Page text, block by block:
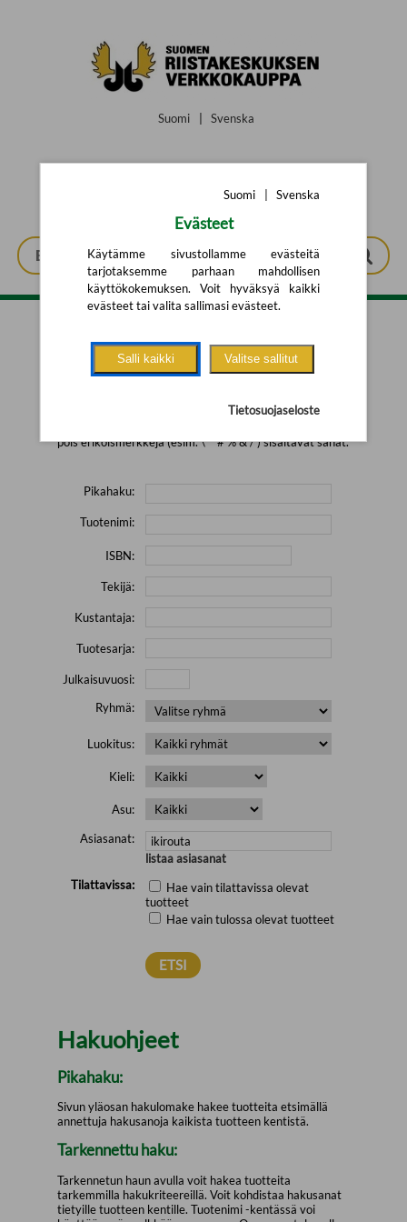
Suomi Svenska
Tarkennettu haku
pois erikoismerkkejä (esim. \' " # % & / ) sisältävät sanat.
Pikahaku:
Tuotenimi:
ISBN:
Tekijä:
Kustantaja:
Tuotesarja:
Julkaisuvuosi:
Ryhmä:
Luokitus:
Kieli:
Asu:
Asiasanat:
listaa asiasanat
Tilattavissa:
Hae vain tilattavissa olevat
tuotteet
Hae vain tulossa olevat tuotteet
Hakuohjeet
Pikahaku:
Sivun yläosan hakulomake hakee tuotteita etsimällä
annettuja hakusanoja kaikista tuotteen kentistä.
Tarkennettu haku:
Tarkennetun haun avulla voit hakea tuotteita
tarkemmilla hakukriteereillä. Voit kohdistaa hakusanat
tietyille tuotteen kentille. Tuotenimi -kentässä voi
Suomi Svenska
Evästeet
Käytämme sivustollamme evästeitä
tarjotaksemme parhaan mahdollisen
käyttökokemuksen. Voit hyväksyä kaikki
evästeet tai valita sallimasi evästeet.
Salli kaikki Valitse sallitut
Tietosuojaseloste